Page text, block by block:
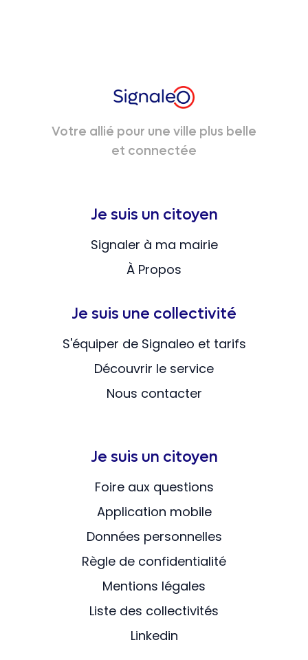
Votre allié pour une ville plus belle
et connectée
Je suis un citoyen
Signaler à ma mairie
À Propos
Je suis une collectivité
S'équiper de Signaleo et tarifs
Découvrir le service
Nous contacter
Je suis un citoyen
Foire aux questions
Application mobile
Données personnelles
Règle de confidentialité
Mentions légales
Liste des collectivités
Linkedin